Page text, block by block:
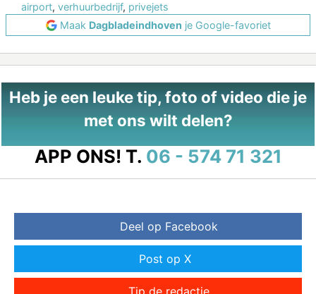
airport, verhuurbedrijf, privejets
Maak Dagbladeindhoven je Google-favoriet
Heb je een leuke tip, foto of video die je
met ons wilt delen?
APP ONS! T. 06 - 574 71 321
Deel op Facebook
Post op X